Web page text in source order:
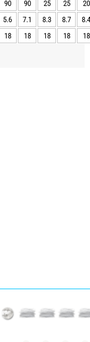
90 90 25 25
20
5.6 7.1 8.3 8.7
8.4
18 18 18 18 18